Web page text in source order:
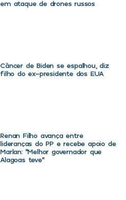
em ataque de drones russos
Câncer de Biden se espalhou, diz
filho do ex-presidente dos EUA
Renan Filho avança entre
lideranças do PP e recebe apoio de
Marlan: “Melhor governador que
Alagoas teve”